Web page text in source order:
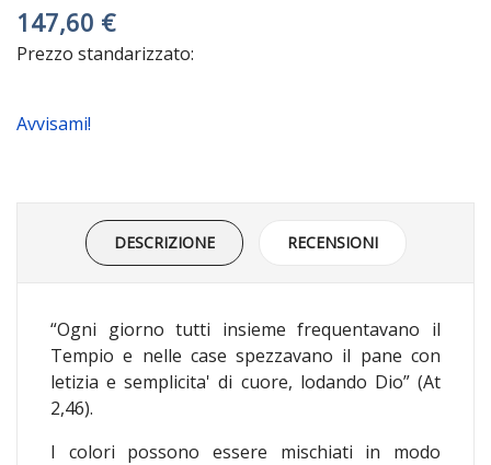
147,60 €
Prezzo standarizzato:
Avvisami!
DESCRIZIONE RECENSIONI
“Ogni giorno tutti insieme frequentavano il
Tempio e nelle case spezzavano il pane con
letizia e semplicita' di cuore, lodando Dio” (At
2,46).
I colori possono essere mischiati in modo